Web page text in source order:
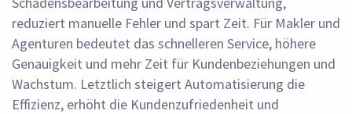
reduziert manuelle Fehler und spart Zeit. Für Makler und
Agenturen bedeutet das schnelleren Service, höhere
Genauigkeit und mehr Zeit für Kundenbeziehungen und
Wachstum. Letztlich steigert Automatisierung die
Effizienz, erhöht die Kundenzufriedenheit und